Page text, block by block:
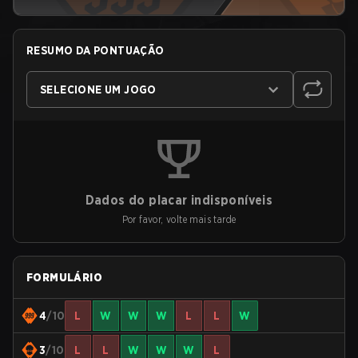
RESUMO DA PONTUAÇÃO
SELECIONE UM JOGO
Dados do placar indisponíveis
Por favor, volte mais tarde
FORMULÁRIO
4/10 L W W W L L W
3/10 L L W W W L